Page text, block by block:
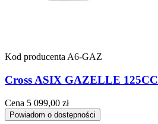
Kod producenta A6-GAZ
Cross ASIX GAZELLE 125CC
Cena 5 099,00 zł
Powiadom o dostępności